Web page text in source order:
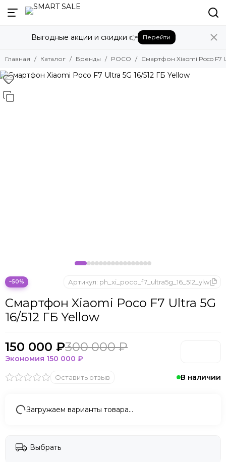
Назад
Бренды
Amazon
Apple
Bose
ONYX BOOX
Oukitel
Pico
POCO
Sony
Valve
Whoop
ZTE
Выгодные акции и скидки 👉 Перейти
Главная Каталог Бренды POCO Смартфон Xiaomi Poco F7
−50%
В наличии
Смартфон Xiaomi Poco F7 Ultra 5G
16/512 ГБ Yellow
Артикул: ph_xi_poco_f7_ultra5g_16_512_ylw
Оставить отзыв
150 000 ₽300 000 ₽
Экономия 150 000 ₽
Загружаем варианты товара…
Выбрать